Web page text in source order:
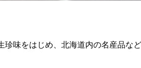
味をはじめ、北海道内の名産品